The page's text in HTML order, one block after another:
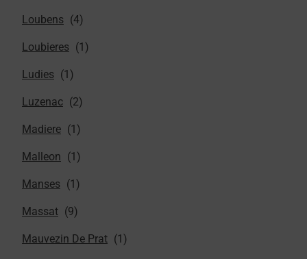
Loubens
Loubieres
Ludies
Luzenac
Madiere
Malleon
Manses
Massat
Mauvezin De Prat